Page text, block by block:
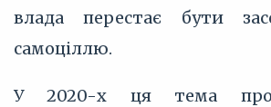
влада перестає бути
самоціллю.
У 2020-х ця тема